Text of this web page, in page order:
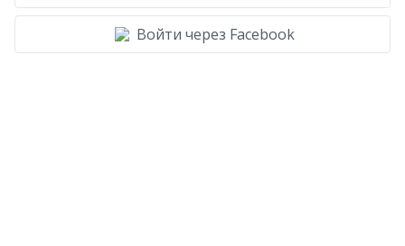
Войти через Facebook